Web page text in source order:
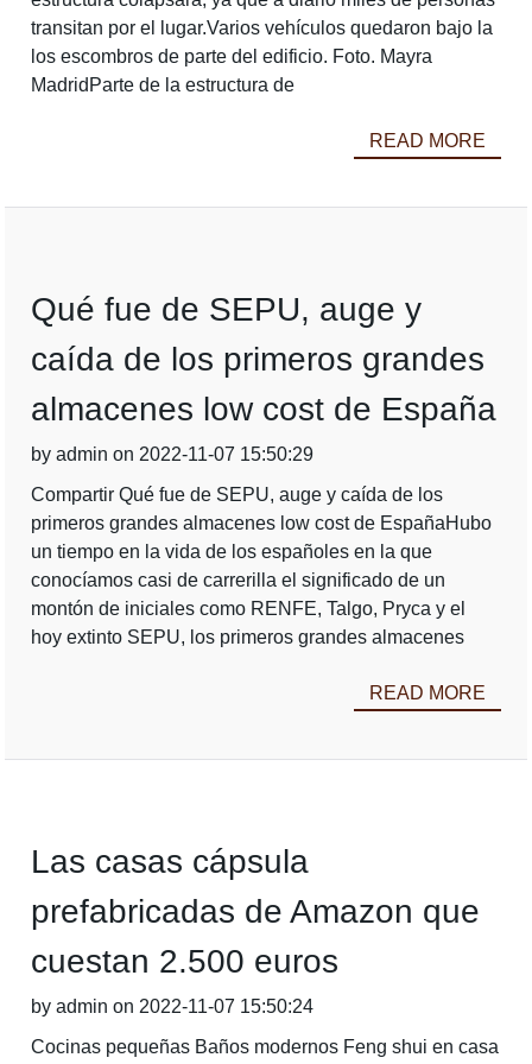
transitan por el lugar.Varios vehículos quedaron bajo la
los escombros de parte del edificio. Foto. Mayra
MadridParte de la estructura de
READ MORE
Qué fue de SEPU, auge y
caída de los primeros grandes
almacenes low cost de España
by admin on 2022-11-07 15:50:29
Compartir Qué fue de SEPU, auge y caída de los
primeros grandes almacenes low cost de EspañaHubo
un tiempo en la vida de los españoles en la que
conocíamos casi de carrerilla el significado de un
montón de iniciales como RENFE, Talgo, Pryca y el
hoy extinto SEPU, los primeros grandes almacenes
READ MORE
Las casas cápsula
prefabricadas de Amazon que
cuestan 2.500 euros
by admin on 2022-11-07 15:50:24
Cocinas pequeñas Baños modernos Feng shui en casa